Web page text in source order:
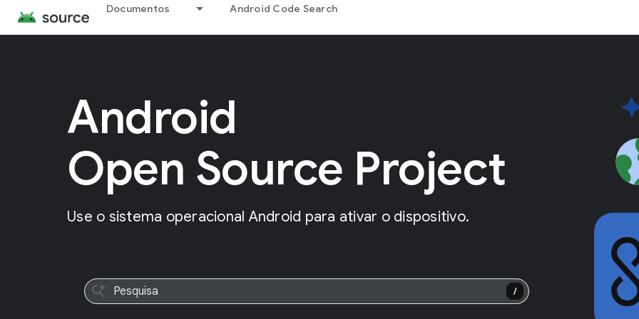
Documentos Android Code Search
Android
Open Source Project
Use o sistema operacional Android para ativar o dispositivo.
/